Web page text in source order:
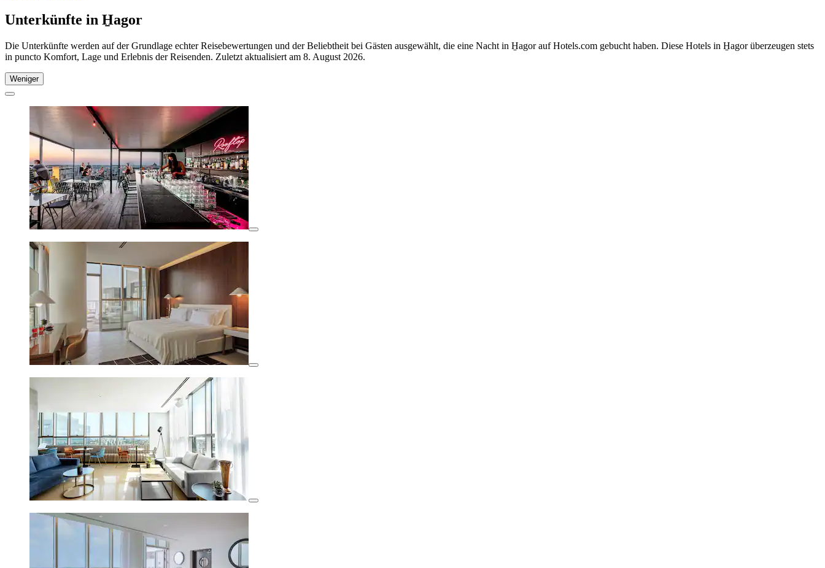
Unterkünfte in H̱agor
Die Unterkünfte werden auf der Grundlage echter Reisebewertungen und der Beliebtheit bei Gästen ausgewählt, die eine Nacht in H̱agor auf Hotels.com gebucht haben. Diese Hotels in H̱agor überzeugen stets
in puncto Komfort, Lage und Erlebnis der Reisenden. Zuletzt aktualisiert am 8. August 2026.
Weniger